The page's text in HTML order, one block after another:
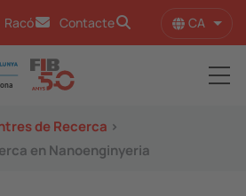
Racó Contacte CA
de Recerca >
en Nanoenginyeria